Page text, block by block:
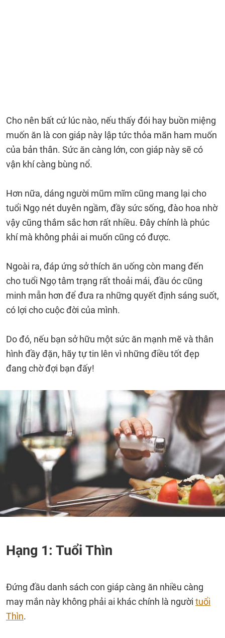
Cho nên bất cứ lúc nào, nếu thấy đói hay buồn miệng
muốn ăn là con giáp này lập tức thỏa mãn ham muốn
của bản thân. Sức ăn càng lớn, con giáp này sẽ có
vận khí càng bùng nổ.
Hơn nữa, dáng người mũm mĩm cũng mang lại cho
tuổi Ngọ nét duyên ngầm, đầy sức sống, đào hoa nhờ
vậy cũng thắm sắc hơn rất nhiều. Đây chính là phúc
khí mà không phải ai muốn cũng có được.
Ngoài ra, đáp ứng sở thích ăn uống còn mang đến
cho tuổi Ngọ tâm trạng rất thoải mái, đầu óc cũng
minh mẫn hơn để đưa ra những quyết định sáng suốt,
có lợi cho cuộc đời của mình.
Do đó, nếu bạn sở hữu một sức ăn mạnh mẽ và thân
hình đầy đặn, hãy tự tin lên vì những điều tốt đẹp
đang chờ đợi bạn đấy!
Hạng 1: Tuổi Thìn
Đứng đầu danh sách con giáp càng ăn nhiều càng
may mắn này không phải ai khác chính là người tuổi
Thìn.